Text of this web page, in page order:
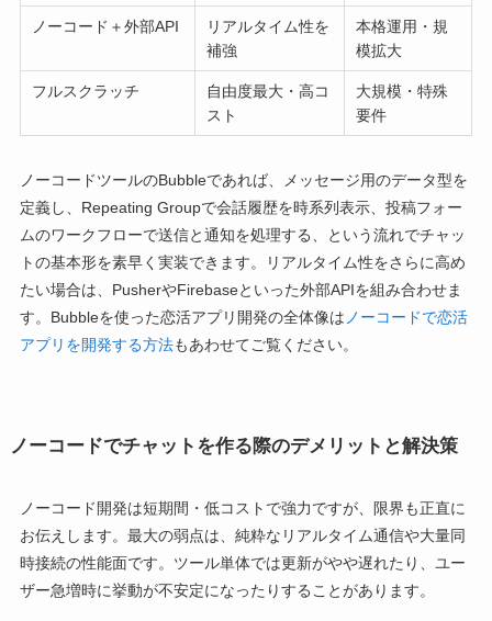
ノーコード＋外部API
リアルタイム性を
補強
本格運用・規
模拡大
フルスクラッチ
自由度最大・高コ
スト
大規模・特殊
要件
ノーコードツールのBubbleであれば、メッセージ用のデータ型を
定義し、Repeating Groupで会話履歴を時系列表示、投稿フォー
ムのワークフローで送信と通知を処理する、という流れでチャッ
トの基本形を素早く実装できます。リアルタイム性をさらに高め
たい場合は、PusherやFirebaseといった外部APIを組み合わせま
す。Bubbleを使った恋活アプリ開発の全体像は ノーコードで恋活
アプリを開発する方法もあわせてご覧ください。
ノーコードでチャットを作る際のデメリットと解決策
ノーコード開発は短期間・低コストで強力ですが、限界も正直に
お伝えします。最大の弱点は、純粋なリアルタイム通信や大量同
時接続の性能面です。ツール単体では更新がやや遅れたり、ユー
ザー急増時に挙動が不安定になったりすることがあります。